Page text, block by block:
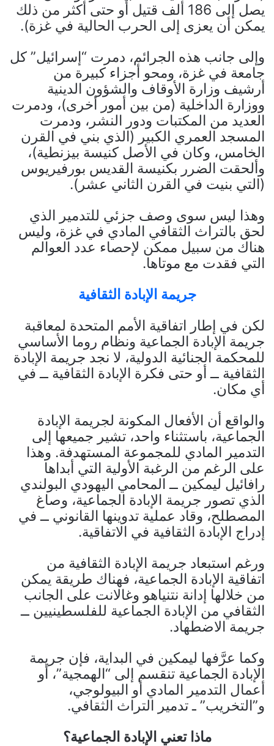
يصل إلى 186 ألف قتيل أو حتى أكثر من ذلك
يمكن أن يعزى إلى الحرب الحالية في غزة).
وإلى جانب هذه الجرائم، دمرت “إسرائيل” كل
جامعة في غزة، ومحو أجزاء كبيرة من
أرشيف وزارة الأوقاف والشؤون الدينية
ووزارة الداخلية (من بين أمور أخرى)، ودمرت
العديد من المكتبات ودور النشر، ودمرت
المسجد العمري الكبير (الذي بني في القرن
الخامس، وكان في الأصل كنيسة بيزنطية)،
وألحقت الضرر بكنيسة القديس بورفيريوس
(التي بنيت في القرن الثاني عشر).
وهذا ليس سوى وصف جزئي للتدمير الذي
لحق بالتراث الثقافي المادي في غزة، وليس
هناك من سبيل ممكن لإحصاء عدد العوالم
التي فقدت مع موتاها.
جريمة الإبادة الثقافية
لكن في إطار اتفاقية الأمم المتحدة لمعاقبة
جريمة الإبادة الجماعية ونظام روما الأساسي
للمحكمة الجنائية الدولية، لا نجد جريمة الإبادة
الثقافية ــ أو حتى فكرة الإبادة الثقافية ــ في
أي مكان.
والواقع أن الأفعال المكونة لجريمة الإبادة
الجماعية، باستثناء واحد، تشير جميعها إلى
التدمير المادي للمجموعة المستهدفة. وهذا
على الرغم من الرغبة الأولية التي أبداها
رافائيل ليمكين ــ المحامي اليهودي البولندي
الذي تصور جريمة الإبادة الجماعية، وصاغ
المصطلح، وقاد عملية تدوينها القانوني ــ في
إدراج الإبادة الثقافية في الاتفاقية.
ورغم استبعاد جريمة الإبادة الثقافية من
اتفاقية الإبادة الجماعية، فهناك طريقة يمكن
من خلالها إدانة نتنياهو وغالانت على الجانب
الثقافي من الإبادة الجماعية للفلسطينيين ــ
جريمة الاضطهاد.
وكما عرَّفها ليمكين في البداية، فإن جريمة
الإبادة الجماعية تنقسم إلى “الهمجية”، أو
أعمال التدمير المادي أو البيولوجي،
و”التخريب” ـ تدمير التراث الثقافي.
ماذا تعني الإبادة الجماعية؟